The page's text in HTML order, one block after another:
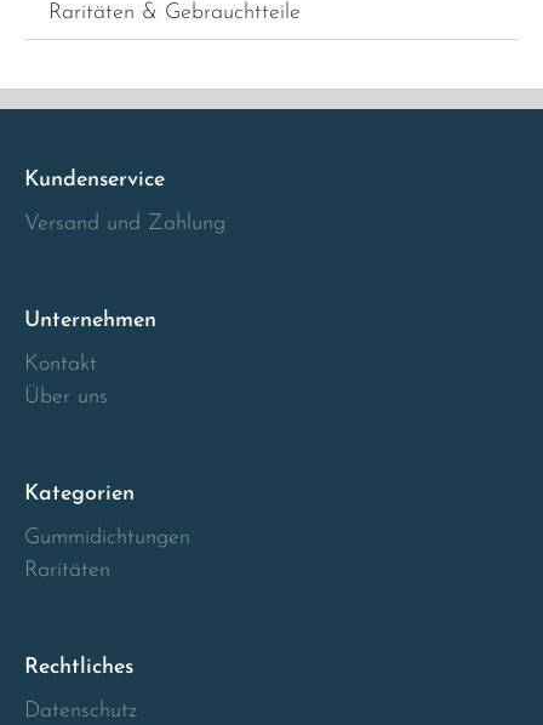
Raritäten & Gebrauchtteile
Kundenservice
Versand und Zahlung
Unternehmen
Kontakt
Über uns
Kategorien
Gummidichtungen
Raritäten
Rechtliches
Datenschutz